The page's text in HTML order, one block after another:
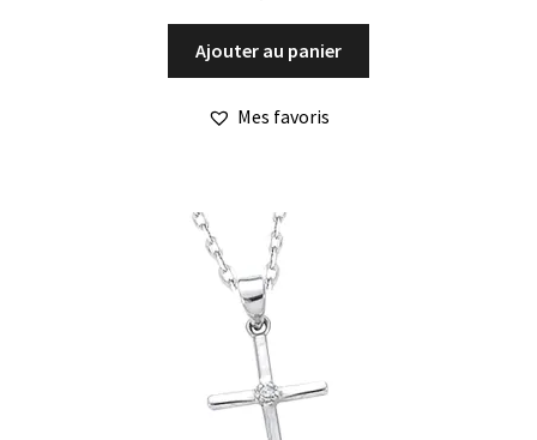
Ajouter au panier
Mes favoris